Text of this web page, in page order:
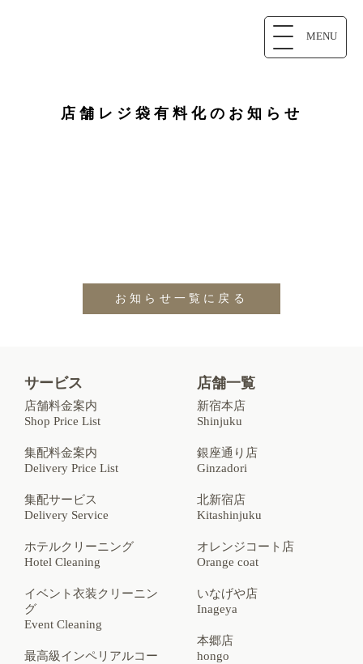
MENU
店舗レジ袋有料化のお知らせ
お知らせ一覧に戻る
サービス
店舗料金案内
Shop Price List
集配料金案内
Delivery Price List
集配サービス
Delivery Service
ホテルクリーニング
Hotel Cleaning
イベント衣装クリーニン
グ
Event Cleaning
最高級インペリアルコー
店舗一覧
新宿本店
Shinjuku
銀座通り店
Ginzadori
北新宿店
Kitashinjuku
オレンジコート店
Orange coat
いなげや店
Inageya
本郷店
hongo